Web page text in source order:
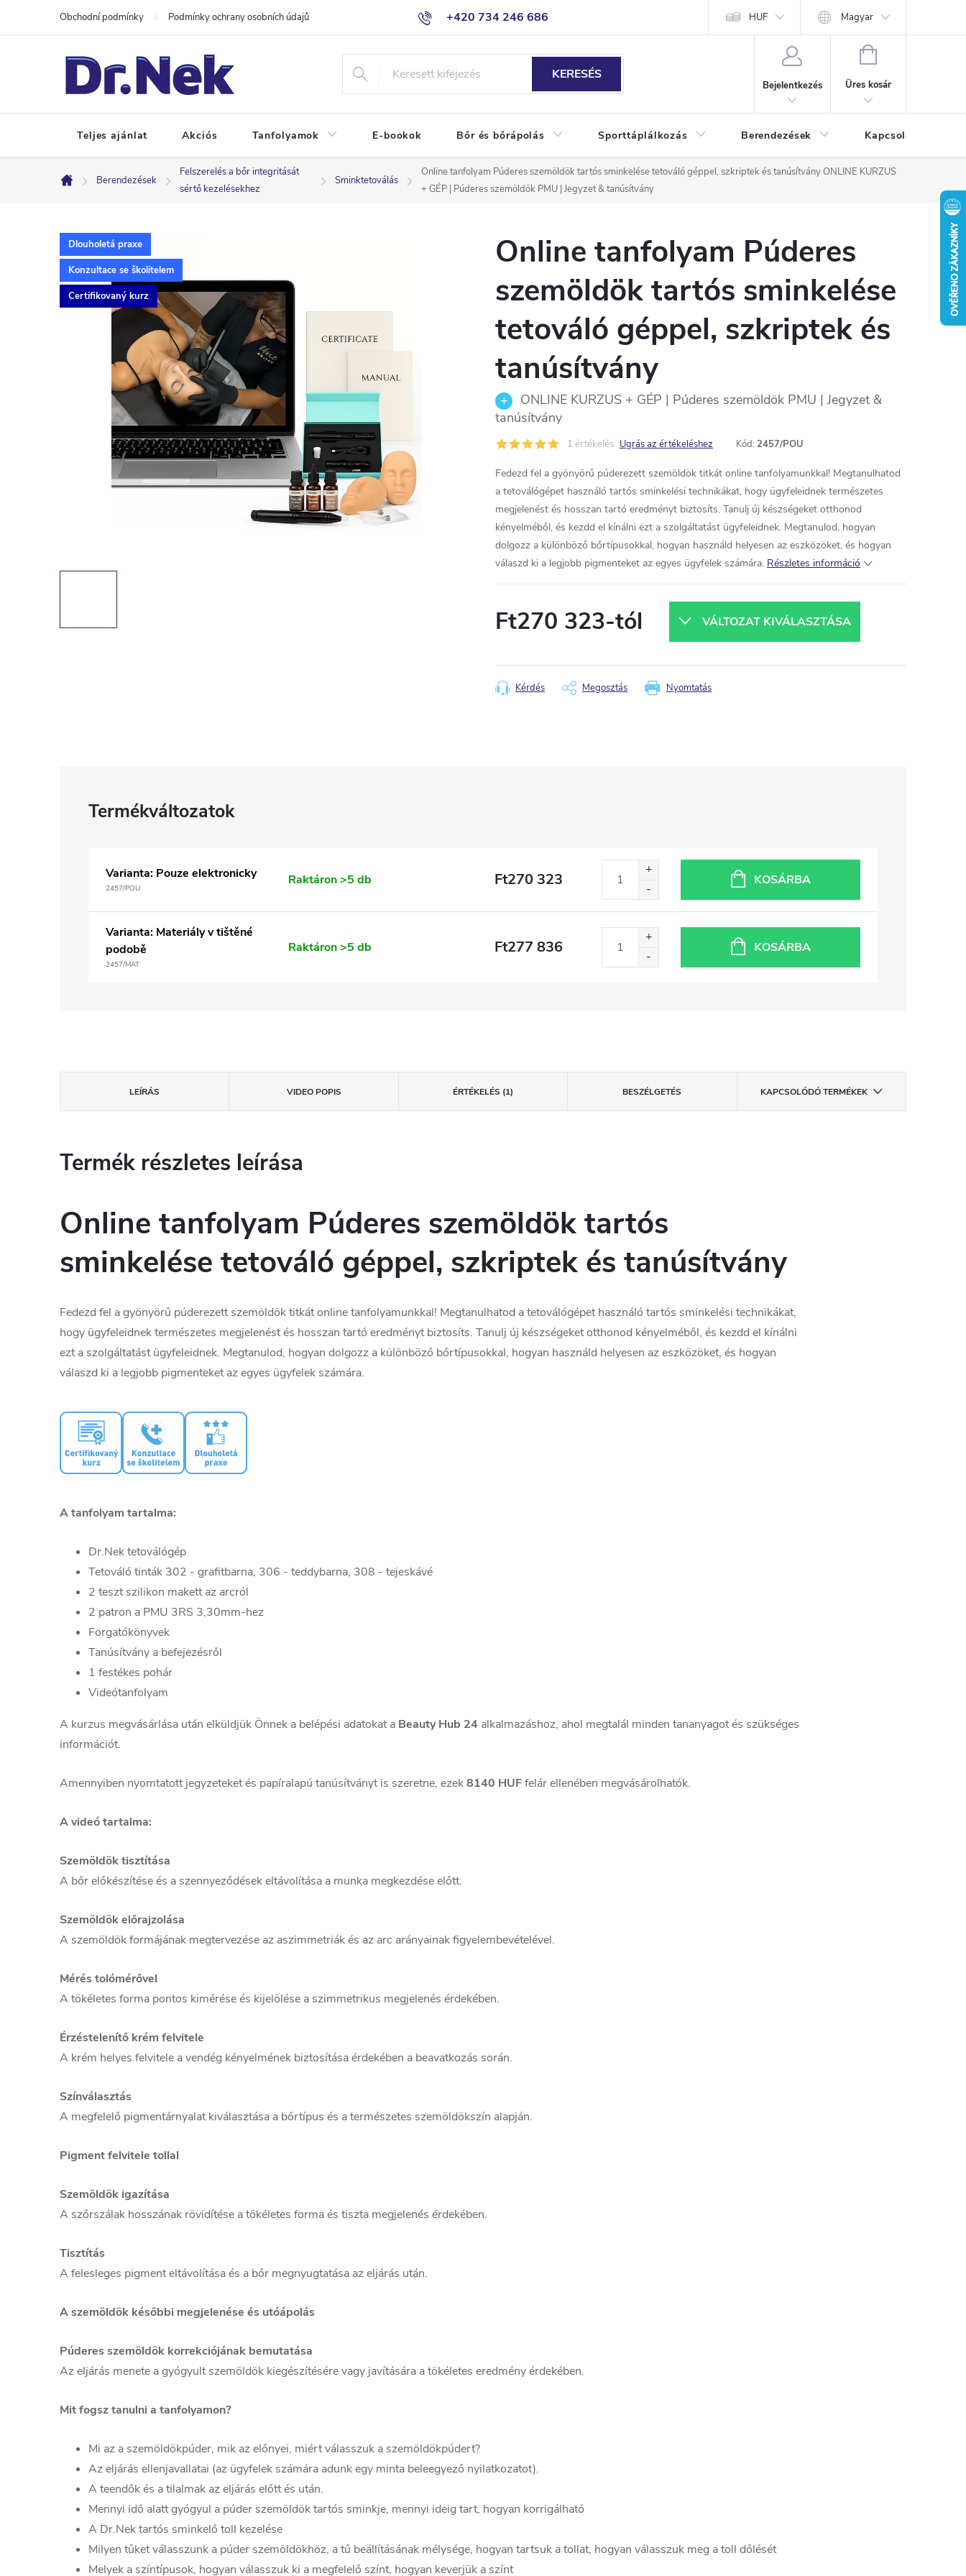
+420 734 246 686
Obchodní podmínky Podmínky ochrany osobních údajů HUF Magyar
KERESÉS
Bejelentkezés
KOSÁR
Üres kosár
Teljes ajánlat Akciós Tanfolyamok E-bookok Bőr és bőrápolás Sporttáplálkozás Berendezések Kapcsolat
Kezdőlap
Berendezések
Felszerelés a bőr integritását
sértő kezelésekhez
Sminktetoválás
Online tanfolyam Púderes szemöldök tartós sminkelése tetováló géppel, szkriptek és tanúsítványONLINE KURZUS
+ GÉP | Púderes szemöldök PMU | Jegyzet & tanúsítvány
Dlouholetá praxe
Konzultace se školitelem
Certifikovaný kurz
Online tanfolyam Púderes
szemöldök tartós sminkelése
tetováló géppel, szkriptek és
tanúsítvány
ONLINE KURZUS + GÉP | Púderes szemöldök PMU | Jegyzet &
tanúsítvány
1 értékelés Ugrás az értékeléshez Kód: 2457/POU
Fedezd fel a gyönyörű púderezett szemöldök titkát online tanfolyamunkkal! Megtanulhatod
a tetoválógépet használó tartós sminkelési technikákat, hogy ügyfeleidnek természetes
megjelenést és hosszan tartó eredményt biztosíts. Tanulj új készségeket otthonod
kényelméből, és kezdd el kínálni ezt a szolgáltatást ügyfeleidnek. Megtanulod, hogyan
dolgozz a különböző bőrtípusokkal, hogyan használd helyesen az eszközöket, és hogyan
válaszd ki a legjobb pigmenteket az egyes ügyfelek számára. Részletes információ
Ft270 323-tól VÁLTOZAT KIVÁLASZTÁSA
Nyomtatás
Kérdés Megosztás
Varianta: Pouze elektronicky
2457/POU
Raktáron>5 db Ft270 323 KOSÁRBA
Varianta: Materiály v tištěné
podobě
2457/MAT
Raktáron>5 db Ft277 836 KOSÁRBA
LEÍRÁS VIDEO POPIS ÉRTÉKELÉS (1) BESZÉLGETÉS KAPCSOLÓDÓ TERMÉKEK
Termék részletes leírása
Online tanfolyam Púderes szemöldök tartós
sminkelése tetováló géppel, szkriptek és tanúsítvány
Fedezd fel a gyönyörű púderezett szemöldök titkát online tanfolyamunkkal! Megtanulhatod a tetoválógépet használó tartós sminkelési technikákat,
hogy ügyfeleidnek természetes megjelenést és hosszan tartó eredményt biztosíts. Tanulj új készségeket otthonod kényelméből, és kezdd el kínálni
ezt a szolgáltatást ügyfeleidnek. Megtanulod, hogyan dolgozz a különböző bőrtípusokkal, hogyan használd helyesen az eszközöket, és hogyan
válaszd ki a legjobb pigmenteket az egyes ügyfelek számára.
A tanfolyam tartalma:
Dr.Nek tetoválógép
Tetováló tinták 302 - grafitbarna, 306 - teddybarna, 308 - tejeskávé
2 teszt szilikon makett az arcról
2 patron a PMU 3RS 3,30mm-hez
Forgatókönyvek
Tanúsítvány a befejezésről
1 festékes pohár
Videótanfolyam
A kurzus megvásárlása után elküldjük Önnek a belépési adatokat a Beauty Hub 24 alkalmazáshoz, ahol megtalál minden tananyagot és szükséges
információt.
Amennyiben nyomtatott jegyzeteket és papíralapú tanúsítványt is szeretne, ezek8140 HUFfelár ellenében megvásárolhatók.
A videó tartalma:
Szemöldök tisztítása
A bőr előkészítése és a szennyeződések eltávolítása a munka megkezdése előtt.
Szemöldök előrajzolása
A szemöldök formájának megtervezése az aszimmetriák és az arc arányainak figyelembevételével.
Mérés tolómérővel
A tökéletes forma pontos kimérése és kijelölése a szimmetrikus megjelenés érdekében.
Érzéstelenítő krém felvitele
A krém helyes felvitele a vendég kényelmének biztosítása érdekében a beavatkozás során.
Színválasztás
A megfelelő pigmentárnyalat kiválasztása a bőrtípus és a természetes szemöldökszín alapján.
Pigment felvitele tollal
Szemöldök igazítása
A szőrszálak hosszának rövidítése a tökéletes forma és tiszta megjelenés érdekében.
Tisztítás
A felesleges pigment eltávolítása és a bőr megnyugtatása az eljárás után.
A szemöldök későbbi megjelenése és utóápolás
Púderes szemöldök korrekciójának bemutatása
Az eljárás menete a gyógyult szemöldök kiegészítésére vagy javítására a tökéletes eredmény érdekében.
Mit fogsz tanulni a tanfolyamon?
Mi az a szemöldökpúder, mik az előnyei, miért válasszuk a szemöldökpúdert?
Az eljárás ellenjavallatai (az ügyfelek számára adunk egy minta beleegyező nyilatkozatot).
A teendők és a tilalmak az eljárás előtt és után.
Mennyi idő alatt gyógyul a púder szemöldök tartós sminkje, mennyi ideig tart, hogyan korrigálható
A Dr.Nek tartós sminkelő toll kezelése
Milyen tűket válasszunk a púder szemöldökhöz, a tű beállításának mélysége, hogyan tartsuk a tollat, hogyan válasszuk meg a toll dőlését
Melyek a színtípusok, hogyan válasszuk ki a megfelelő színt, hogyan keverjük a színt